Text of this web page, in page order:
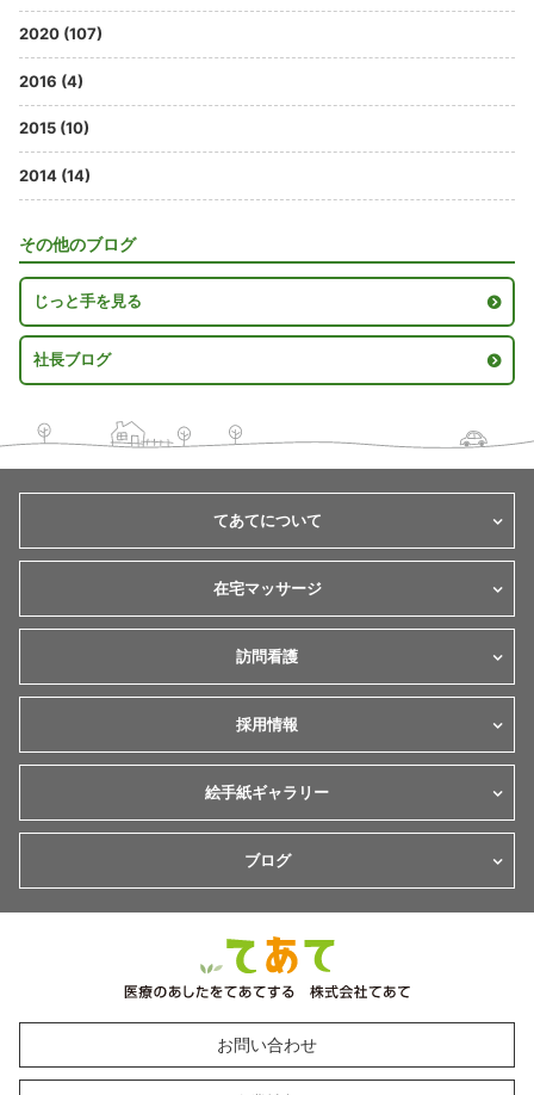
2020 (107)
2016 (4)
2015 (10)
2014 (14)
その他のブログ
じっと手を見る
社長ブログ
てあてについて
在宅マッサージ
訪問看護
採用情報
絵手紙ギャラリー
ブログ
お問い合わせ